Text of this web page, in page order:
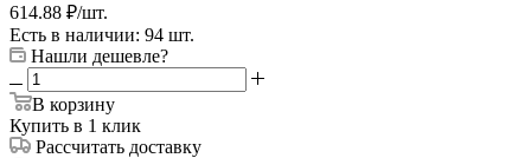
614.88 ₽/шт.
Есть в наличии: 94 шт.
Нашли дешевле?
В корзину
Купить в 1 клик
Рассчитать доставку